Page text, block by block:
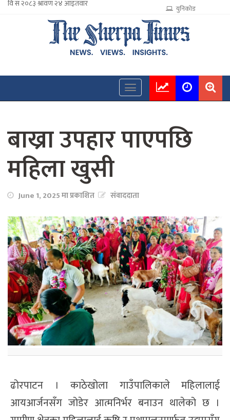
युनिकोड
बाख्रा उपहार पाएपछि
महिला खुसी
June 1, 2025 मा प्रकाशित संवाददाता
ढोरपाटन । काठेखोला गाउँपालिकाले महिलालाई
आयआर्जनसँग जोडेर आत्मनिर्भर बनाउन थालेको छ ।